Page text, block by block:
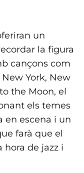
un
la figura
cançons com
York, New
the Moon, el
els temes
en escena i un
farà que el
de jazz i